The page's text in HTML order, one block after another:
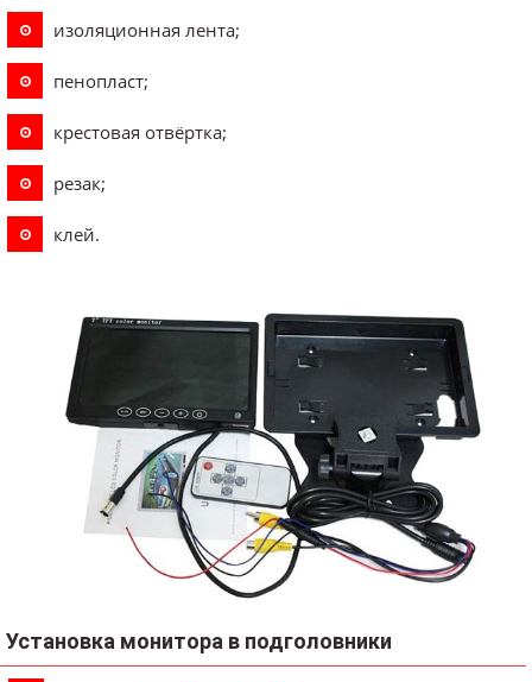
изоляционная лента;
пенопласт;
крестовая отвёртка;
резак;
клей.
Установка монитора в подголовники